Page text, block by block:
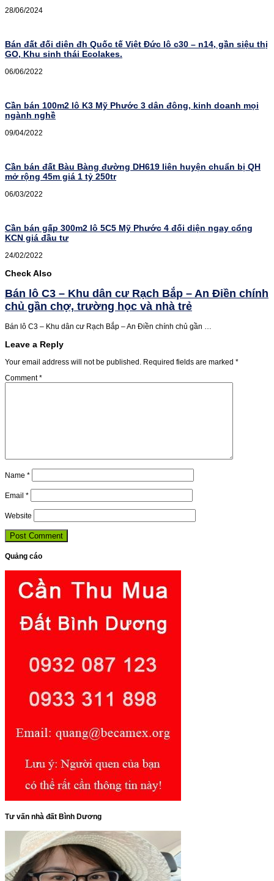
28/06/2024
Bán đất đối diện đh Quốc tế Việt Đức lô c30 – n14, gần siệu thị
GO, Khu sinh thái Ecolakes.
06/06/2022
Cần bán 100m2 lô K3 Mỹ Phước 3 dân đông, kinh doanh mọi
ngành nghề
09/04/2022
Cần bán đất Bàu Bàng đường DH619 liên huyện chuẩn bị QH
mở rộng 45m giá 1 tỷ 250tr
06/03/2022
Cần bán gấp 300m2 lô 5C5 Mỹ Phước 4 đối diện ngay cổng
KCN giá đầu tư
24/02/2022
Check Also
Bán lô C3 – Khu dân cư Rạch Bắp – An Điền chính
chủ gần chợ, trường học và nhà trẻ
Bán lô C3 – Khu dân cư Rạch Bắp – An Điền chính chủ gần …
Leave a Reply
Your email address will not be published. Required fields are marked *
Comment*
Name *
Email *
Website
Quảng cáo
Tư vấn nhà đất Bình Dương